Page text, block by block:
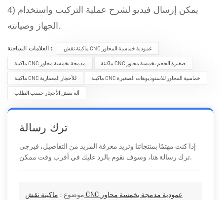
4) يمكن إرسال فيديو لشرح عملية التركيب واستخدام
الجهاز وصيانته.
العلامات الساخنة : ماكينة نقش CNC عمودية خماسية المحاور
ماكينة CNC مدمجة بخمسة محاور ماكينة CNC صغيرة الحجم بخمسة محاور
ماكينة CNC للأحجار المعمارية ماكينة CNC خماسية المحاور للاستوديوهات الصغيرة
آلة نقش الأحجار حسب الطلب
ترك رسالة
إذا كنت مهتمًا بمنتجاتنا وتريد معرفة المزيد من التفاصيل، فيرجى
ترك رسالة هنا، وسوف نقوم بالرد عليك في أقرب وقت ممكن.
موضوع : ماكينة نقش CNC عمودية مدمجة بخمسة محاور